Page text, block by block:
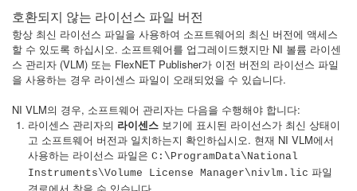
호환되지 않는 라이선스 파일 버전
항상 최신 라이선스 파일을 사용하여 소프트웨어의 최신 버전에 액세스
할 수 있도록 하십시오. 소프트웨어를 업그레이드했지만 NI 볼륨 라이센
스 관리자 (VLM) 또는 FlexNET Publisher가 이전 버전의 라이선스 파일
을 사용하는 경우 라이센스 파일이 오래되었을 수 있습니다.
NI VLM의 경우, 소프트웨어 관리자는 다음을 수행해야 합니다:
라이센스 관리자의 라이센스 보기에 표시된 라이선스가 최신 상태이
고 소프트웨어 버전과 일치하는지 확인하십시오. 현재 NI VLM에서
사용하는 라이선스 파일은 C:\ProgramData\National
Instruments\Volume License Manager\nivlm.lic 파일